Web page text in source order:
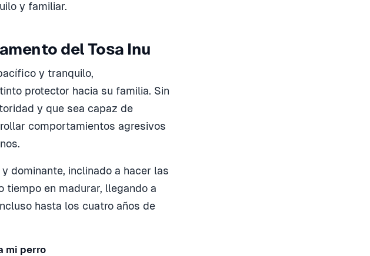
y familiar.
del Tosa Inu
y tranquilo,
protector hacia su familia. Sin
y que sea capaz de
comportamientos agresivos
dominante, inclinado a hacer las
tiempo en madurar, llegando a
hasta los cuatro años de
mi perro